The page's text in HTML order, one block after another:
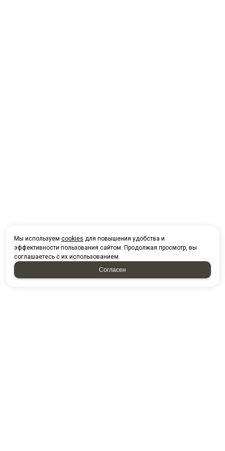
Мы используем cookies для повышения удобства и
эффективности пользования сайтом. Продолжая просмотр, вы
соглашаетесь с их использованием.
Согласен